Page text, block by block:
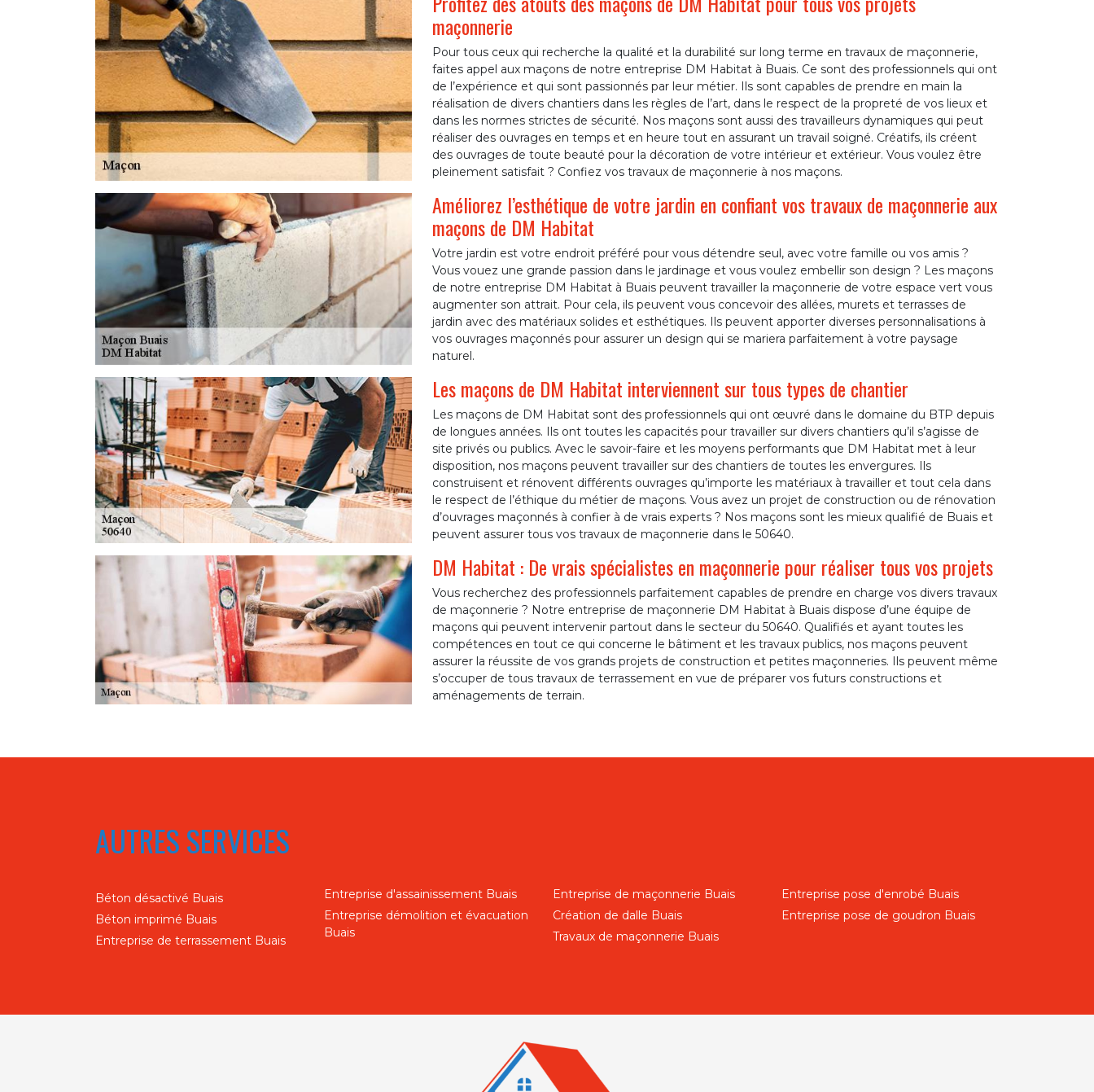
maçonnerie
Pour tous ceux qui recherche la qualité et la durabilité sur long terme en travaux de maçonnerie,
faites appel aux maçons de notre entreprise DM Habitat à Buais. Ce sont des professionnels qui ont
de l’expérience et qui sont passionnés par leur métier. Ils sont capables de prendre en main la
réalisation de divers chantiers dans les règles de l’art, dans le respect de la propreté de vos lieux et
dans les normes strictes de sécurité. Nos maçons sont aussi des travailleurs dynamiques qui peut
réaliser des ouvrages en temps et en heure tout en assurant un travail soigné. Créatifs, ils créent
des ouvrages de toute beauté pour la décoration de votre intérieur et extérieur. Vous voulez être
pleinement satisfait ? Confiez vos travaux de maçonnerie à nos maçons.
Améliorez l’esthétique de votre jardin en confiant vos travaux de maçonnerie aux
maçons de DM Habitat
Votre jardin est votre endroit préféré pour vous détendre seul, avec votre famille ou vos amis ?
Vous vouez une grande passion dans le jardinage et vous voulez embellir son design ? Les maçons
de notre entreprise DM Habitat à Buais peuvent travailler la maçonnerie de votre espace vert vous
augmenter son attrait. Pour cela, ils peuvent vous concevoir des allées, murets et terrasses de
jardin avec des matériaux solides et esthétiques. Ils peuvent apporter diverses personnalisations à
vos ouvrages maçonnés pour assurer un design qui se mariera parfaitement à votre paysage
naturel.
Les maçons de DM Habitat interviennent sur tous types de chantier
Les maçons de DM Habitat sont des professionnels qui ont œuvré dans le domaine du BTP depuis
de longues années. Ils ont toutes les capacités pour travailler sur divers chantiers qu’il s’agisse de
site privés ou publics. Avec le savoir-faire et les moyens performants que DM Habitat met à leur
disposition, nos maçons peuvent travailler sur des chantiers de toutes les envergures. Ils
construisent et rénovent différents ouvrages qu’importe les matériaux à travailler et tout cela dans
le respect de l’éthique du métier de maçons. Vous avez un projet de construction ou de rénovation
d’ouvrages maçonnés à confier à de vrais experts ? Nos maçons sont les mieux qualifié de Buais et
peuvent assurer tous vos travaux de maçonnerie dans le 50640.
DM Habitat : De vrais spécialistes en maçonnerie pour réaliser tous vos projets
Vous recherchez des professionnels parfaitement capables de prendre en charge vos divers travaux
de maçonnerie ? Notre entreprise de maçonnerie DM Habitat à Buais dispose d’une équipe de
maçons qui peuvent intervenir partout dans le secteur du 50640. Qualifiés et ayant toutes les
compétences en tout ce qui concerne le bâtiment et les travaux publics, nos maçons peuvent
assurer la réussite de vos grands projets de construction et petites maçonneries. Ils peuvent même
s’occuper de tous travaux de terrassement en vue de préparer vos futurs constructions et
aménagements de terrain.
AUTRES SERVICES
Béton désactivé Buais
Béton imprimé Buais
Entreprise de terrassement Buais
Entreprise d'assainissement Buais
Entreprise démolition et évacuation
Buais
Entreprise de maçonnerie Buais
Création de dalle Buais
Travaux de maçonnerie Buais
Entreprise pose d'enrobé Buais
Entreprise pose de goudron Buais